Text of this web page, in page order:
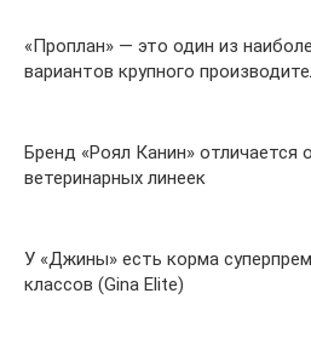
«Проплан» — это один из
вариантов крупного
Бренд «Роял Канин» отличается
ветеринарных линеек
У «Джины» есть корма
классов (Gina Elite)